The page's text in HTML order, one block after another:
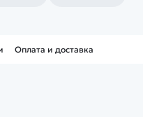
Оплата и доставка